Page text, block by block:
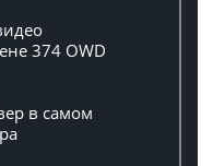
374 OWD
в самом